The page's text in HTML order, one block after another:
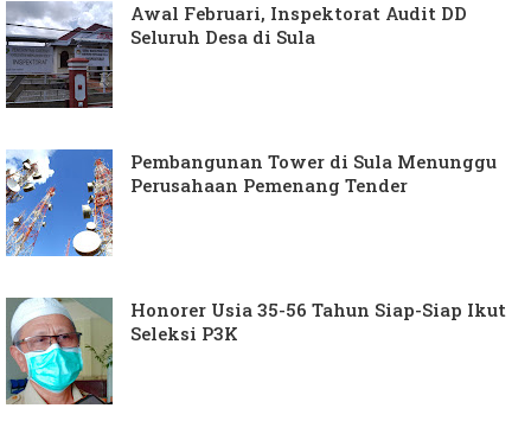
Awal Februari, Inspektorat Audit DD
Seluruh Desa di Sula
Pembangunan Tower di Sula Menunggu
Perusahaan Pemenang Tender
Honorer Usia 35-56 Tahun Siap-Siap Ikut
Seleksi P3K